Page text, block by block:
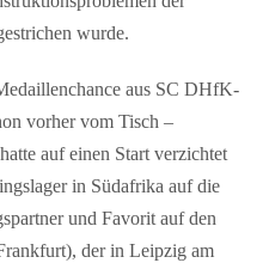
wurde.
aus SC DHfK-
vorher vom Tisch –
hatte auf einen Start verzichtet
in Südafrika auf die
und Favorit auf den
der in Leipzig am